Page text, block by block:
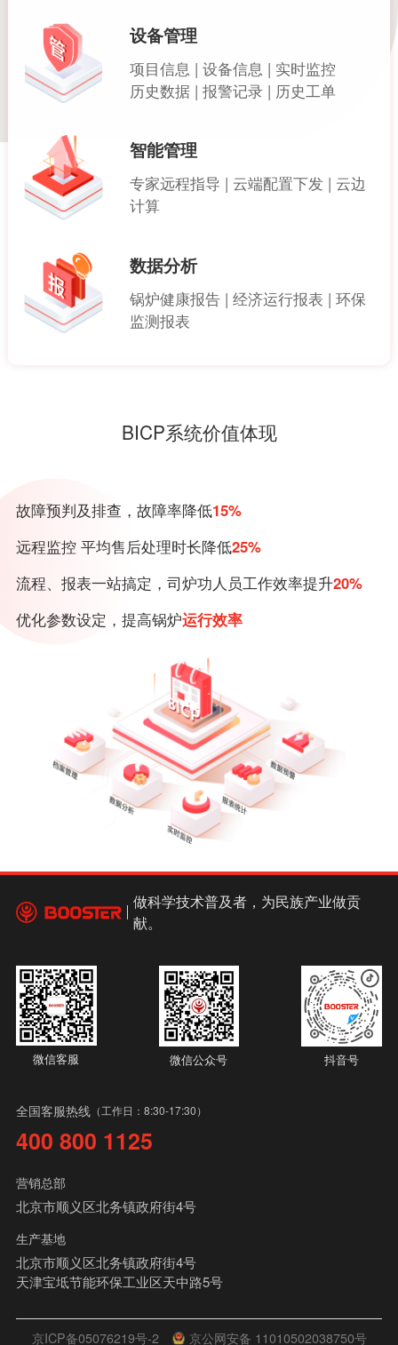
设备管理
项目信息 | 设备信息 | 实时监控
历史数据 | 报警记录 | 历史工单
智能管理
专家远程指导 | 云端配置下发 | 云边
计算
数据分析
锅炉健康报告 | 经济运行报表 | 环保
监测报表
BICP系统价值体现
故障预判及排查，故障率降低15%
远程监控 平均售后处理时长降低25%
流程、报表一站搞定，司炉功人员工作效率提升20%
优化参数设定，提高锅炉运行效率
做科学技术普及者，为民族产业做贡
献。
微信客服 微信公众号 抖音号
全国客服热线 （工作日：8:30-17:30）
400 800 1125
营销总部
北京市顺义区北务镇政府街4号
生产基地
北京市顺义区北务镇政府街4号
天津宝坻节能环保工业区天中路5号
京ICP备05076219号-2 京公网安备 11010502038750号